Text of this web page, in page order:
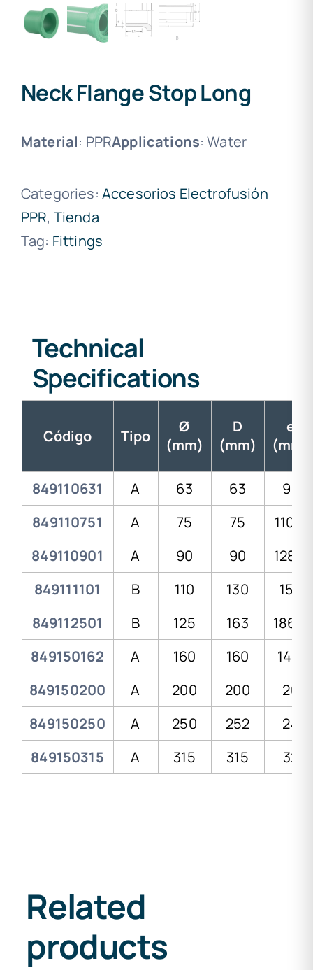
Neck Flange Stop Long
Material: PPRApplications: Water
Categories: Accesorios Electrofusión
PPR, Tienda
Tag: Fittings
Technical
Specifications
Código Tipo
Ø
(mm)
D
(mm)
e
(mm)
849110631 A 63 63
93
849110751
A 75 75
110,5
849110901
A 90 90
128,5
849111101
B 110 130
156
849112501
B 125 163
186.5
849150162
A 160 160
14,5
849150200
A 200 200
20
849150250
A 250 252
24
849150315
A 315 315 32
Related
products